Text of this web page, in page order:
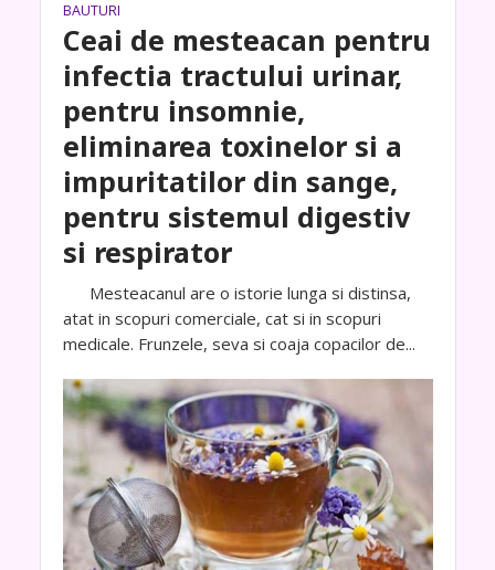
BAUTURI
Ceai de mesteacan pentru
infectia tractului urinar,
pentru insomnie,
eliminarea toxinelor si a
impuritatilor din sange,
pentru sistemul digestiv
si respirator
Mesteacanul are o istorie lunga si distinsa,
atat in scopuri comerciale, cat si in scopuri
medicale. Frunzele, seva si coaja copacilor de...